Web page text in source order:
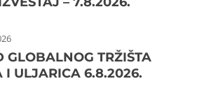
GLOBALNOG TRŽIŠTA
I ULJARICA 6.8.2026.